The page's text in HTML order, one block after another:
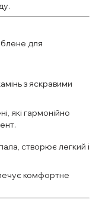
для
з яскравими
які гармонійно
створює легкий і
комфортне